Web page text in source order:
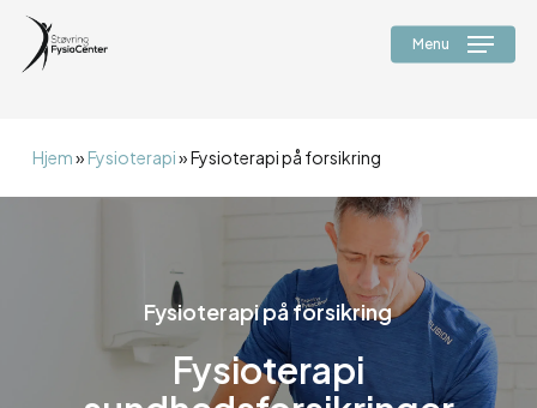
alert("JS virker");
Skip
main
Menu
Hjem» Fysioterapi»Fysioterapi på forsikring
Fysioterapi på forsikring
Fysioterapi